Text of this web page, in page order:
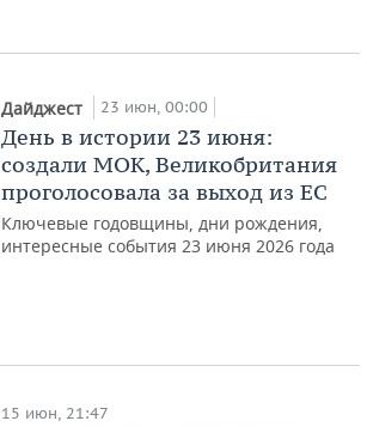
Дайджест 23 июн, 00:00
День в истории 23 июня:
создали МОК, Великобритания
проголосовала за выход из ЕС
Ключевые годовщины, дни рождения,
интересные события 23 июня 2026 года
15 июн, 21:47